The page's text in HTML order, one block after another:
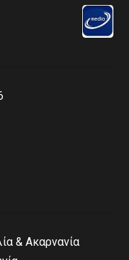
& Ακαρνανία